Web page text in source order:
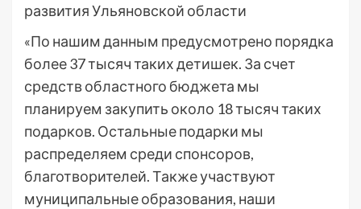
развития Ульяновской области
«По нашим данным предусмотрено порядка
более 37 тысяч таких детишек. За счет
средств областного бюджета мы
планируем закупить около 18 тысяч таких
подарков. Остальные подарки мы
распределяем среди спонсоров,
благотворителей. Также участвуют
муниципальные образования, наши